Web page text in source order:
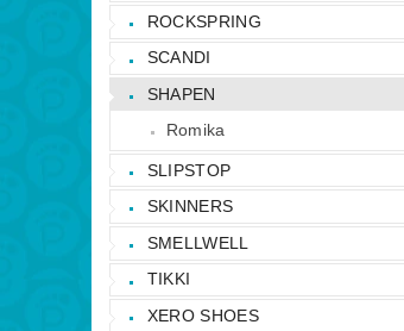
ROCKSPRING
SCANDI
SHAPEN
Romika
SLIPSTOP
SKINNERS
SMELLWELL
TIKKI
XERO SHOES